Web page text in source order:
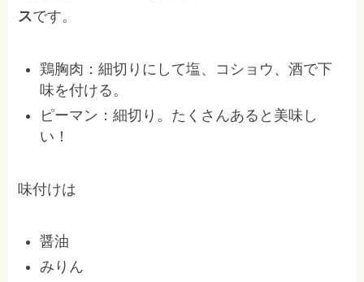
スです。
鶏胸肉：細切りにして塩、コショウ、酒で下
味を付ける。
ピーマン：細切り。たくさんあると美味し
い！
味付けは
醤油
みりん